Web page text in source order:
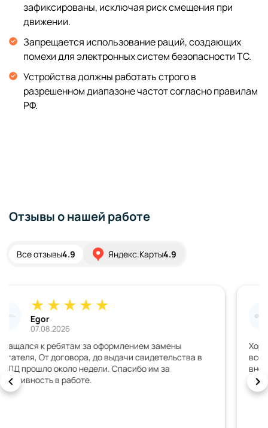
зафиксированы, исключая риск смещения при
движении.
Запрещается использование раций, создающих
помехи для электронных систем безопасности ТС.
Устройства должны работать строго в
разрешенном диапазоне частот согласно правилам
РФ.
Отзывы о нашей работе
Все отзывы4.9 Яндекс.Карты4.9
02.08.2026
Хорошая организация, всё грамотно обьяснили,
всегда на связи, документы быстро сделали, машину с
внесенными изменениями зарегистрировали с
первого раза. Спасибо, всем рекомендую!!!!!